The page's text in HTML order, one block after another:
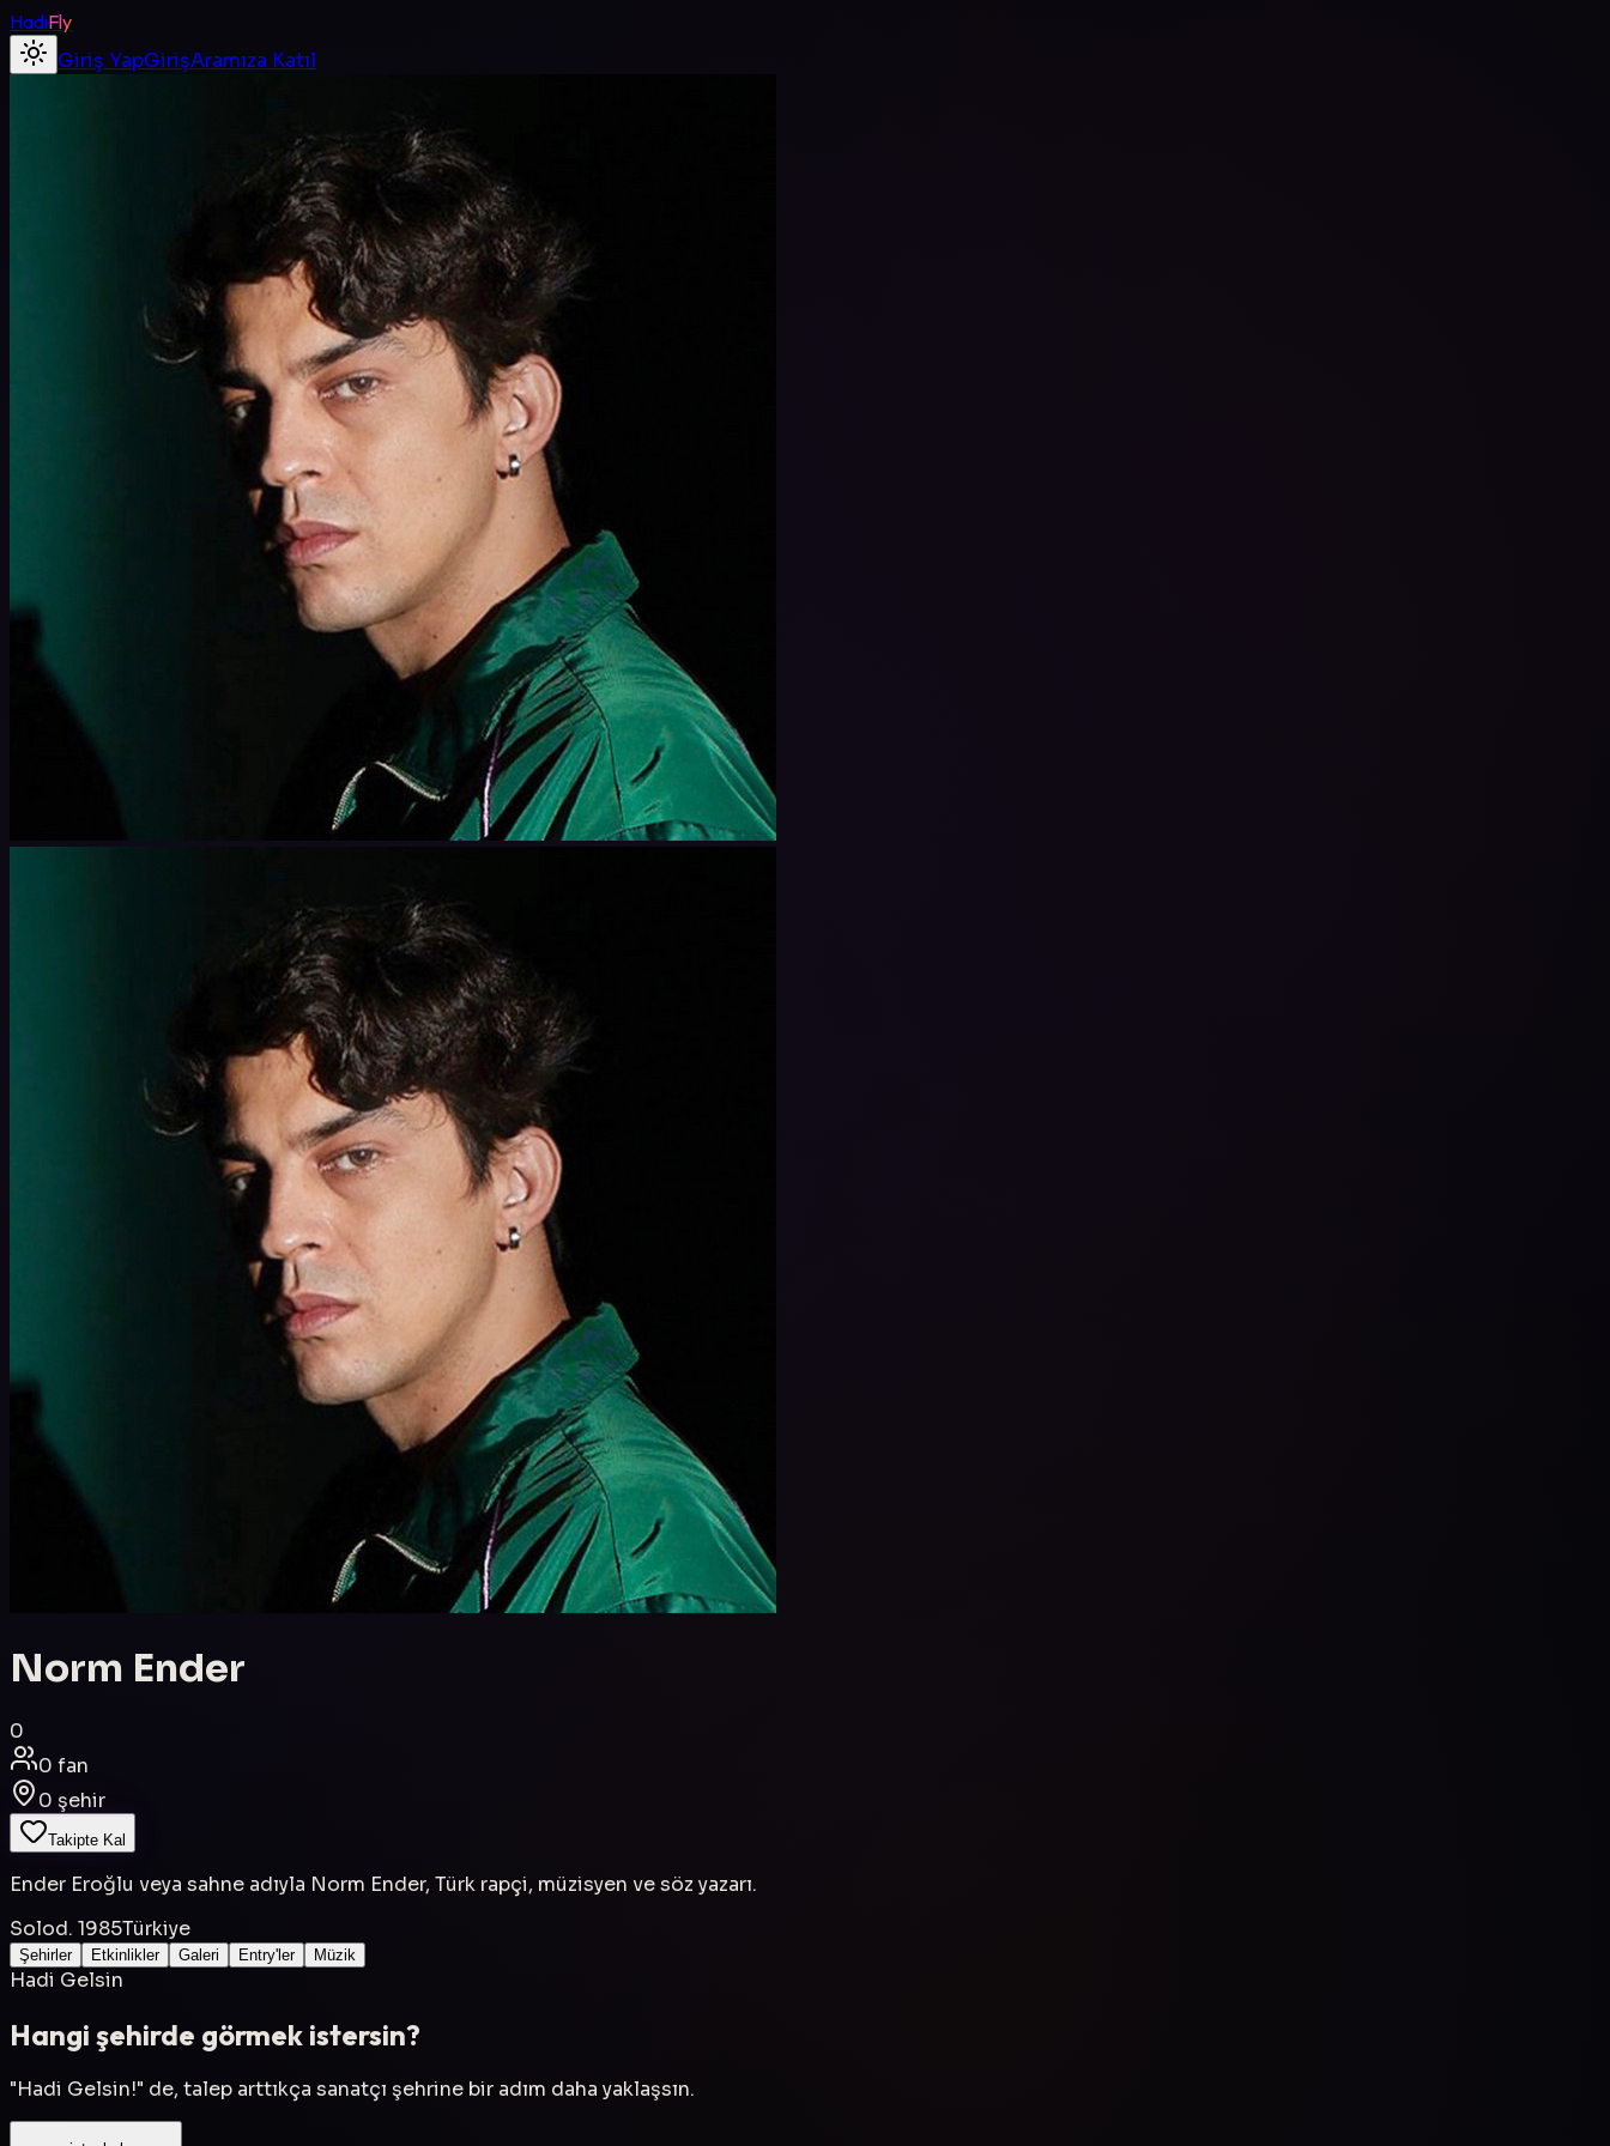
HadiFly
Giriş YapGirişAramıza Katıl
Norm Ender
0
0 fan
0 şehir
Takipte Kal
Ender Eroğlu veya sahne adıyla Norm Ender, Türk rapçi, müzisyen ve söz yazarı.
Solod. 1985Türkiye
Şehirler Etkinlikler Galeri Entry'ler Müzik
Hadi Gelsin
Hangi şehirde görmek istersin?
"Hadi Gelsin!" de, talep arttıkça sanatçı şehrine bir adım daha yaklaşsın.